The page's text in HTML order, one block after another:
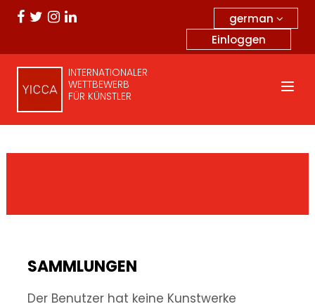
german
Einloggen
INTERNATIONALER
WETTBEWERB
FÜR KÜNSTLER
SAMMLUNGEN
Der Benutzer hat keine Kunstwerke